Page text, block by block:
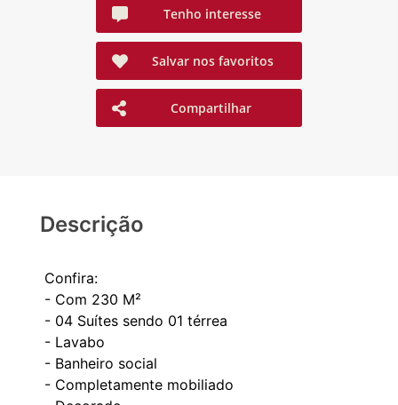
Tenho interesse
Salvar nos favoritos
Compartilhar
Descrição
Confira:
- Com 230 M²
- 04 Suítes sendo 01 térrea
- Lavabo
- ⁠Banheiro social
- Completamente mobiliado